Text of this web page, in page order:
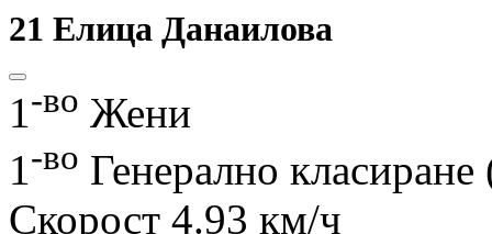
21 Елица Данаилова
1-во Жени
1-во Генерално
Скорост 4.93 км/ч